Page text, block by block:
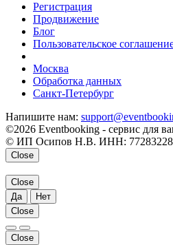
Регистрация
Продвижение
Блог
Пользовательское
Москва
Обработка данных
Санкт-Петербург
Напишите нам:
©2026 Eventbooking - сервис для
© ИП Осипов Н.В. ИНН:
Close
Close
Да
Нет
Close
Close